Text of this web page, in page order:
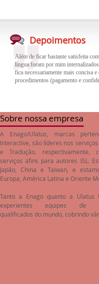
Depoimentos
língua foram por mim
fica necessariamente mais concisa
Sobre nossa empresa
A Enago/Ulatus, marcas
Interactive, são líderes nos serviços
e Tradução, respectivamente,
serviços afins para autores ISL.
Japão, China e Taiwan, e
Europa, América Latina e Oriente
Tanto a Enago quanto a Ulatus
experientes equipes de
qualificados do mundo, cobrindo